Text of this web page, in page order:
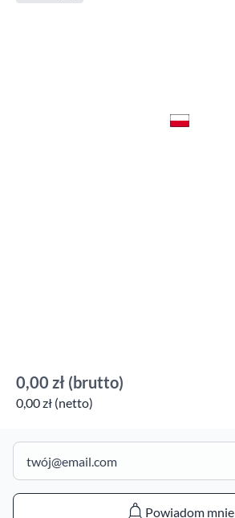
0,00 zł (brutto)
0,00 zł (netto)
Powiadom mnie